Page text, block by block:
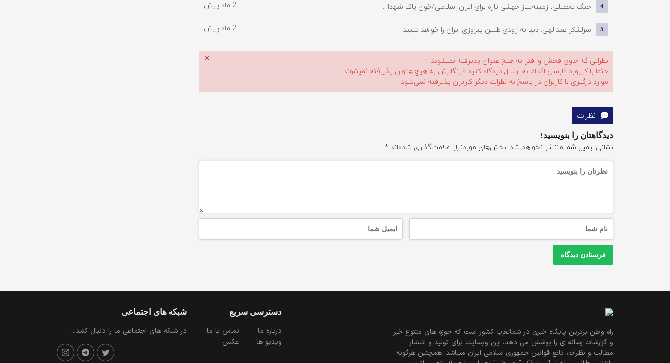
4 جنگ تحمیلی، زمینه‌ساز جهشی تازه برای ایران اسلامی/خون پاک شهدا ... 2 ماه پیش
5 سرلشکر عبدالهی: دنیا به زودی طنین پیروزی ایران را خواهد شنید 2 ماه پیش
نظراتی که حاوی فحش و افترا به هیچ عنوان پذیرفته نمیشوند
حتما با کیبورد فارسی اقدام به ارسال دیدگاه کنید فینگلیش به هیچ هنوان پذیرفته نمیشوند
موارد درگیری با کاربران در پاسخ به نظرات دیگر کاربران پذیرفته نمی‌شود.
نظرات
دیدگاهتان را بنویسید!
نشانی ایمیل شما منتشر نخواهد شد. بخش‌های موردنیاز علامت‌گذاری شده‌اند *
راه وطن برترین پایگاه خبری در شمالغرب کشور است که حوزه های متنوع خبر
و گزارشات رسانه ی را پوشش می دهد، این وبسایت برای تولید و انتشار
مطالب و نظرات، تابع قوانین جمهوری اسلامی ایران میباشد. همچنین هرگونه
دسترسی سریع
درباره ما
تماس با ما
ویدیو ها
عکس
شبکه های اجتماعی
در شبکه های اجتماعی ما را دنبال کنید...